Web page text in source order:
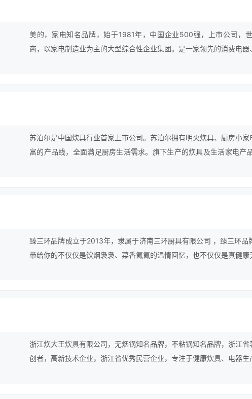
美的，家电知名品牌，始于1981年，中国企业500强，上市公司，
商，以家电制造业为主的大型综合性企业集团。是一家领先的消费电器
苏泊尔是中国炊具行业首家上市公司。苏泊尔拥有明火炊具、厨房小
富的产品线，全面满足厨房生活需求。旗下生产的炊具及生活家电产
臻三环品牌成立于2013年，隶属于济南三环厨具有限公司 ，臻三环品
带给你的不仅仅是饮烟袅袅、菜香氤氤的温情回忆，也不仅仅是真健康
浙江炊大王炊具有限公司，无烟锅知名品牌，不粘锅知名品牌，浙江
创者，高新技术企业，浙江省优秀民营企业，专注于健康炊具、电器生